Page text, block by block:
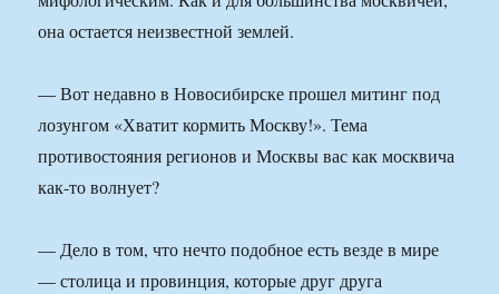
она остается неизвестной землей.
— Вот недавно в Новосибирске прошел митинг под
лозунгом «Хватит кормить Москву!». Тема
противостояния регионов и Москвы вас как москвича
как-то волнует?
— Дело в том, что нечто подобное есть везде в мире
— столица и провинция, которые друг друга